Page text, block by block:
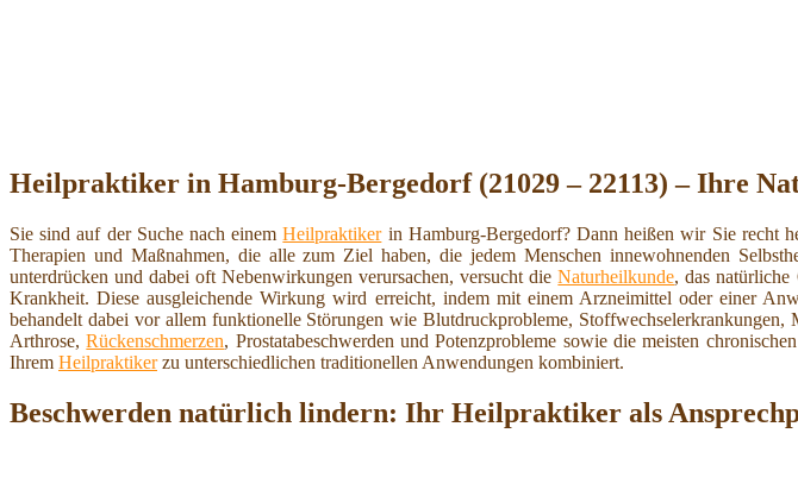
Heilpraktiker in Hamburg-Bergedorf (21029 – 22113) – Ihre
Sie sind auf der Suche nach einemHeilpraktikerin Hamburg-Bergedorf? Dann heißen wir Sie recht
Therapien und Maßnahmen, die alle zum Ziel haben, die jedem Menschen innewohnenden
unterdrücken und dabei oft Nebenwirkungen verursachen, versucht dieNaturheilkunde, das
Krankheit. Diese ausgleichende Wirkung wird erreicht, indem mit einem Arzneimittel oder einer
behandelt dabei vor allem funktionelle Störungen wie Blutdruckprobleme,
Arthrose,Rückenschmerzen, Prostatabeschwerden und Potenzprobleme sowie die meisten
Ihrem Heilpraktikerzu unterschiedlichen traditionellen Anwendungen kombiniert.
Beschwerden natürlich lindern: Ihr Heilpraktiker als